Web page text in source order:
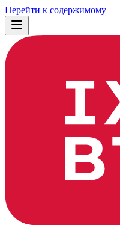
Перейти к содержимому